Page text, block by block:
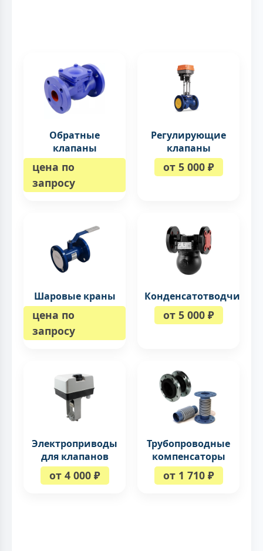
Обратные
клапаны
цена по
запросу
Регулирующие
клапаны
от 5 000 ₽
Шаровые краны
цена по
запросу
Конденсатотводчики
от 5 000 ₽
Электроприводы
для клапанов
от 4 000 ₽
Трубопроводные
компенсаторы
от 1 710 ₽